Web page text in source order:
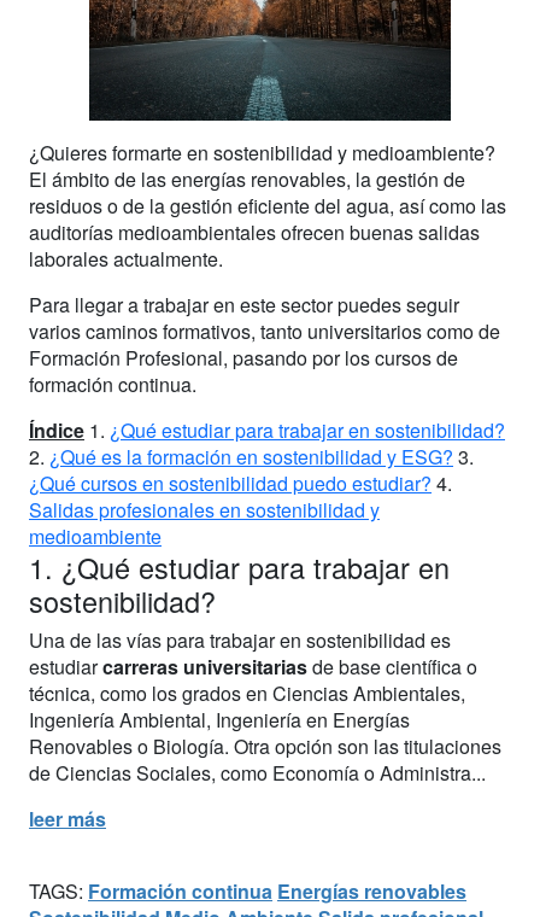
¿Quieres formarte en sostenibilidad y medioambiente?
El ámbito de las energías renovables, la gestión de
residuos o de la gestión eficiente del agua, así como las
auditorías medioambientales ofrecen buenas salidas
laborales actualmente.
Para llegar a trabajar en este sector puedes seguir
varios caminos formativos, tanto universitarios como de
Formación Profesional, pasando por los cursos de
formación continua.
Índice 1. ¿Qué estudiar para trabajar en sostenibilidad?
2. ¿Qué es la formación en sostenibilidad y ESG? 3.
¿Qué cursos en sostenibilidad puedo estudiar? 4.
Salidas profesionales en sostenibilidad y
medioambiente
1. ¿Qué estudiar para trabajar en
sostenibilidad?
Una de las vías para trabajar en sostenibilidad es
estudiarcarreras universitariasde base científica o
técnica, como los grados en Ciencias Ambientales,
Ingeniería Ambiental, Ingeniería en Energías
Renovables o Biología. Otra opción son las titulaciones
de Ciencias Sociales, como Economía o Administra...
leer más
TAGS: Formación continua Energías renovables